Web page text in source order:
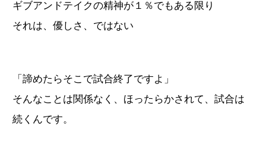
ギブアンドテイクの精神が１％でもある限り
それは、優しさ、ではない
「諦めたらそこで試合終了ですよ」
そんなことは関係なく、ほったらかされて、試合は
続くんです。